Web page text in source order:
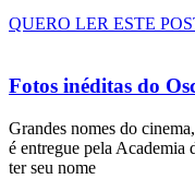
QUERO LER ESTE
Fotos inéditas do
Grandes nomes do
é entregue pela Academia
ter seu nome